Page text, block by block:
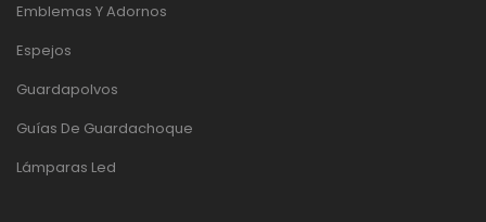
Emblemas Y Adornos
Espejos
Guardapolvos
Guías De Guardachoque
Lámparas Led